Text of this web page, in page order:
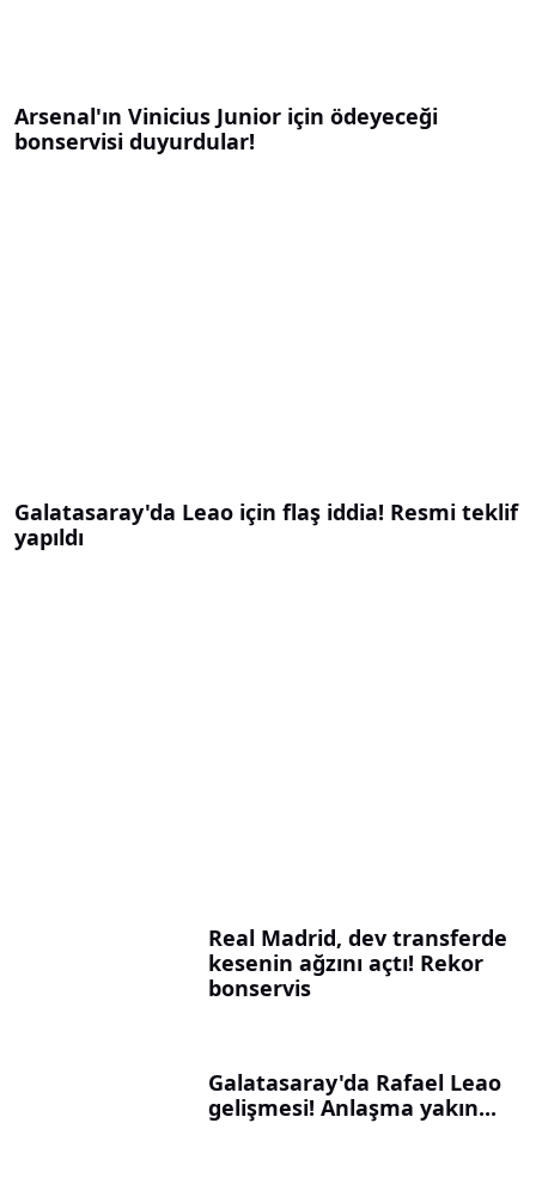
Arsenal'ın Vinicius Junior için ödeyeceği
bonservisi duyurdular!
Galatasaray'da Leao için flaş iddia! Resmi teklif
yapıldı
Real Madrid, dev transferde
kesenin ağzını açtı! Rekor
bonservis
Galatasaray'da Rafael Leao
gelişmesi! Anlaşma yakın...